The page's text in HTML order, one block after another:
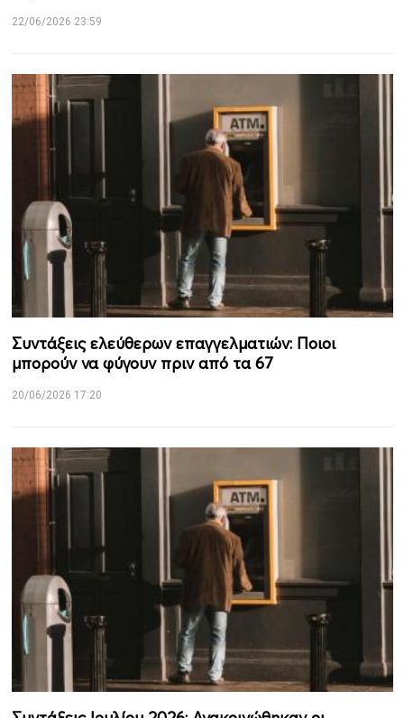
22/06/2026 23:59
Συντάξεις ελεύθερων επαγγελματιών: Ποιοι
μπορούν να φύγουν πριν από τα 67
20/06/2026 17:20